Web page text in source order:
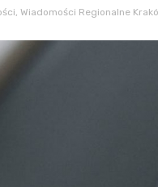
, Wiadomości Regionalne